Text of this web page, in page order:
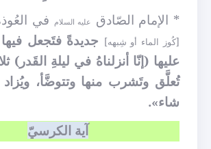
* الإمام الصّادق
عليه السلام في
[كُوز الماء أو شِبهه] جديدةً فتَجعل
عليها (إنّا أنزلناهُ في ليلةِ القَدر)
تُعلَّق وتَشرب منها وتتوضَّأ،
شاء».
آية الكرسيّ